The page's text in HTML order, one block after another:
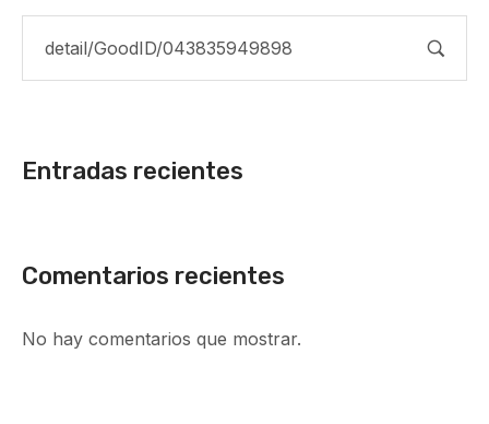
Entradas recientes
Comentarios recientes
No hay comentarios que mostrar.